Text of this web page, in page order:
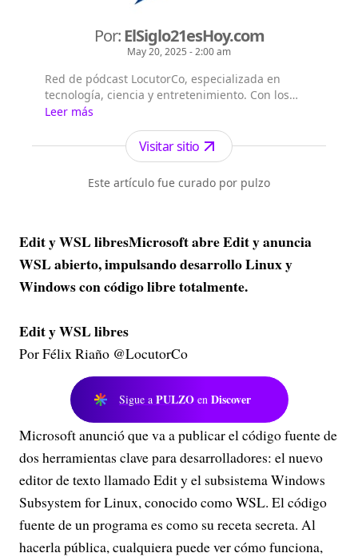
Por:ElSiglo21esHoy.com
May 20, 2025 - 2:00 am
Red de pódcast LocutorCo, especializada en
tecnología, ciencia y entretenimiento. Con los
siguientes títulos pódcast: - El Siglo 21 es Hoy -
Flash Diario - Lecturas Misteriosas - EntreVistas
Leer más
Visitar sitio
Este artículo fue curado por pulzo
Edit y WSL libresMicrosoft abre Edit y anuncia
WSL abierto, impulsando desarrollo Linux y
Windows con código libre totalmente.
Edit y WSL libres
Por Félix Riaño @LocutorCo
Sigue a PULZO en Discover
Microsoft anunció que va a publicar el código fuente de
dos herramientas clave para desarrolladores: el nuevo
editor de texto llamado Edit y el subsistema Windows
Subsystem for Linux, conocido como WSL. El código
fuente de un programa es como su receta secreta. Al
hacerla pública, cualquiera puede ver cómo funciona,